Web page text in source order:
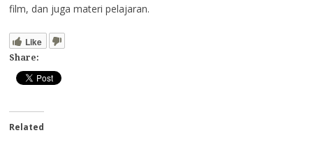
film, dan juga materi pelajaran.
Like
Share:
Related